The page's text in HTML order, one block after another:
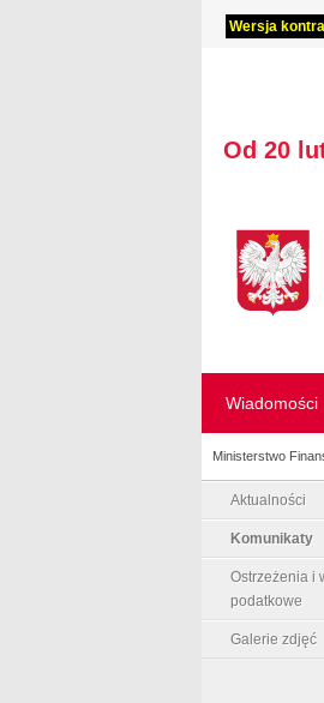
Wersja
Od 20
Wiadomości
Ministerstwo
Aktualności
Komunikaty
Ostrzeżenia i
podatkowe
Galerie zdjęć